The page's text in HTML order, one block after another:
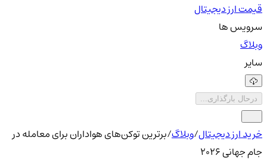
قیمت ارز دیجیتال
سرویس ها
وبلاگ
سایر
درحال بارگذاری...
خرید ارز دیجیتال/وبلاگ/برترین توکن‌های هواداران برای معامله در
جام جهانی ۲۰۲۶